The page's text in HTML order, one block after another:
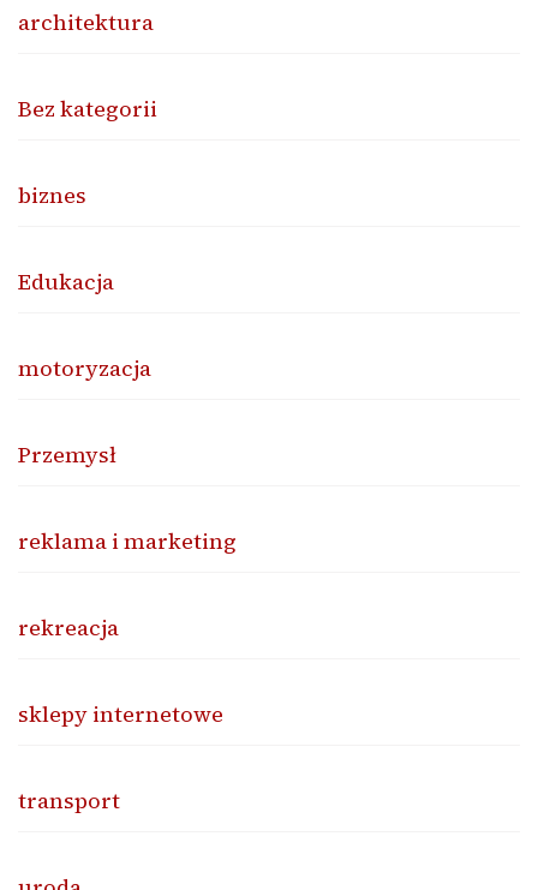
architektura
Bez kategorii
biznes
Edukacja
motoryzacja
Przemysł
reklama i marketing
rekreacja
sklepy internetowe
transport